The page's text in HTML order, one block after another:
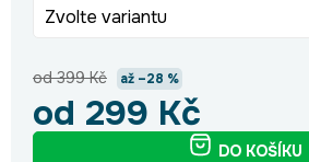
Zvolte variantu
od 399 Kč až –28 %
od 299 Kč
DO KOŠÍKU